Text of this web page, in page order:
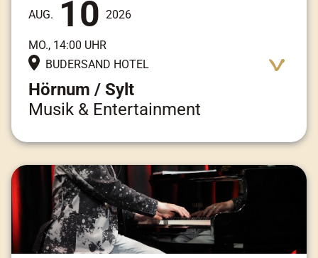
AUG. 10 2026
MO., 14:00 UHR
BUDERSAND HOTEL
Hörnum / Sylt
Musik & Entertainment